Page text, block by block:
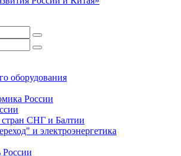
оборудования
России
стран СНГ и Балтии
и электроэнергетика
России